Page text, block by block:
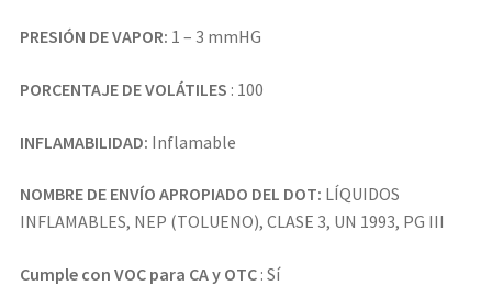
PRESIÓN DE VAPOR: 1 – 3 mmHG
PORCENTAJE DE VOLÁTILES : 100
INFLAMABILIDAD: Inflamable
NOMBRE DE ENVÍO APROPIADO DEL DOT: LÍQUIDOS
INFLAMABLES, NEP (TOLUENO), CLASE 3, UN 1993, PG III
Cumple con VOC para CA y OTC: Sí